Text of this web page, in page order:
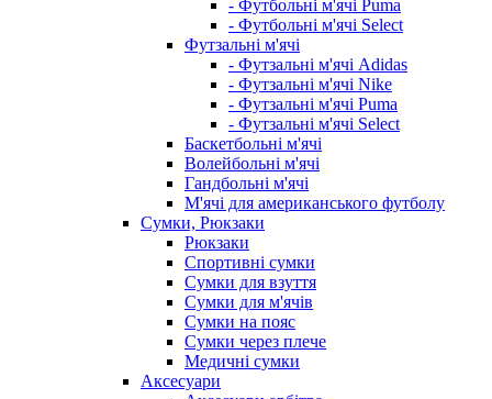
- Футбольні м'ячі Puma
- Футбольні м'ячі Select
Футзальні м'ячі
- Футзальні м'ячі Adidas
- Футзальні м'ячі Nike
- Футзальні м'ячі Puma
- Футзальні м'ячі Select
Баскетбольні м'ячі
Волейбольні м'ячі
Гандбольні м'ячі
М'ячі для американського футболу
Сумки, Рюкзаки
Рюкзаки
Спортивні сумки
Сумки для взуття
Сумки для м'ячів
Сумки на пояс
Сумки через плече
Медичні сумки
Аксесуари